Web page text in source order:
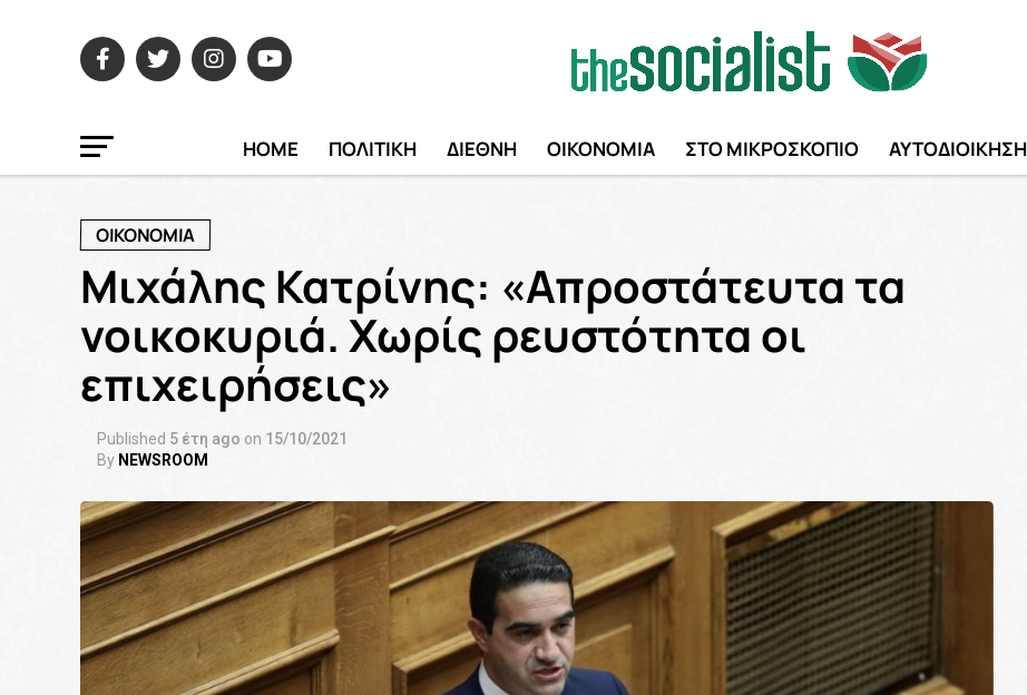
HOME ΠΟΛΙΤΙΚΗ ΔΙΕΘΝΗ ΟΙΚΟΝΟΜΙΑ ΣΤΟ ΜΙΚΡΟΣΚΟΠΙΟ ΑΥΤΟΔΙΟΙΚΗΣΗ
ΟΙΚΟΝΟΜΙΑ
Μιχάλης Κατρίνης: «Απροστάτευτα τα
νοικοκυριά. Χωρίς ρευστότητα οι
επιχειρήσεις»
Published 5 έτη ago on 15/10/2021
By NEWSROOM